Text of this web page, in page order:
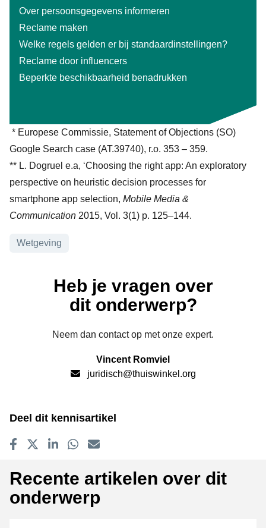
Over persoonsgegevens informeren
Reclame maken
Welke regels gelden er bij standaardinstellingen?
Reclame door influencers
Beperkte beschikbaarheid benadrukken
* Europese Commissie, Statement of Objections (SO)
Google Search case (AT.39740), r.o. 353 – 359.
** L. Dogruel e.a, ‘Choosing the right app: An exploratory
perspective on heuristic decision processes for
smartphone app selection, Mobile Media &
Communication 2015, Vol. 3(1) p. 125–144.
Onderwerpen
Wetgeving
Heb je vragen over
dit onderwerp?
Neem dan contact op met onze expert.
Vincent Romviel
juridisch@thuiswinkel.org
Deel dit kennisartikel
Recente artikelen over dit
onderwerp